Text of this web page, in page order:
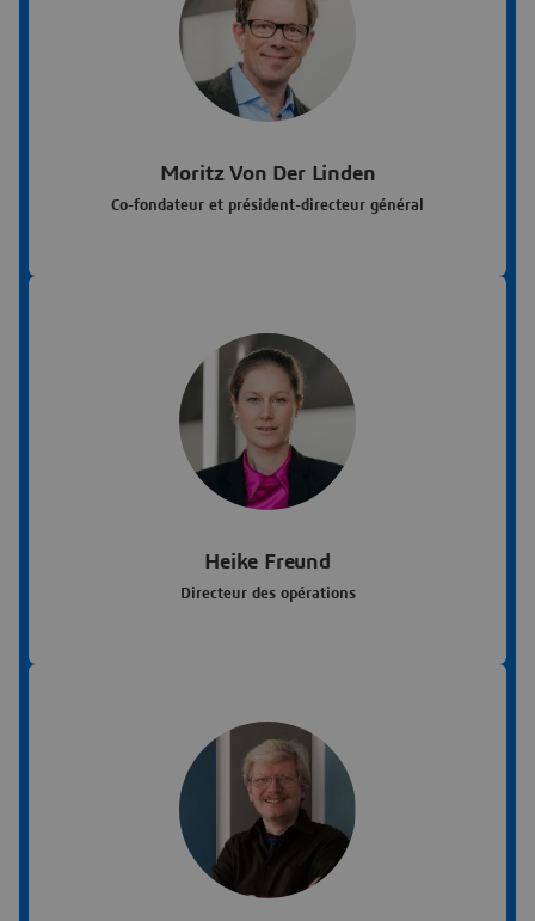
Moritz Von Der Linden
Co-fondateur et président-directeur général
Heike Freund
Directeur des opérations